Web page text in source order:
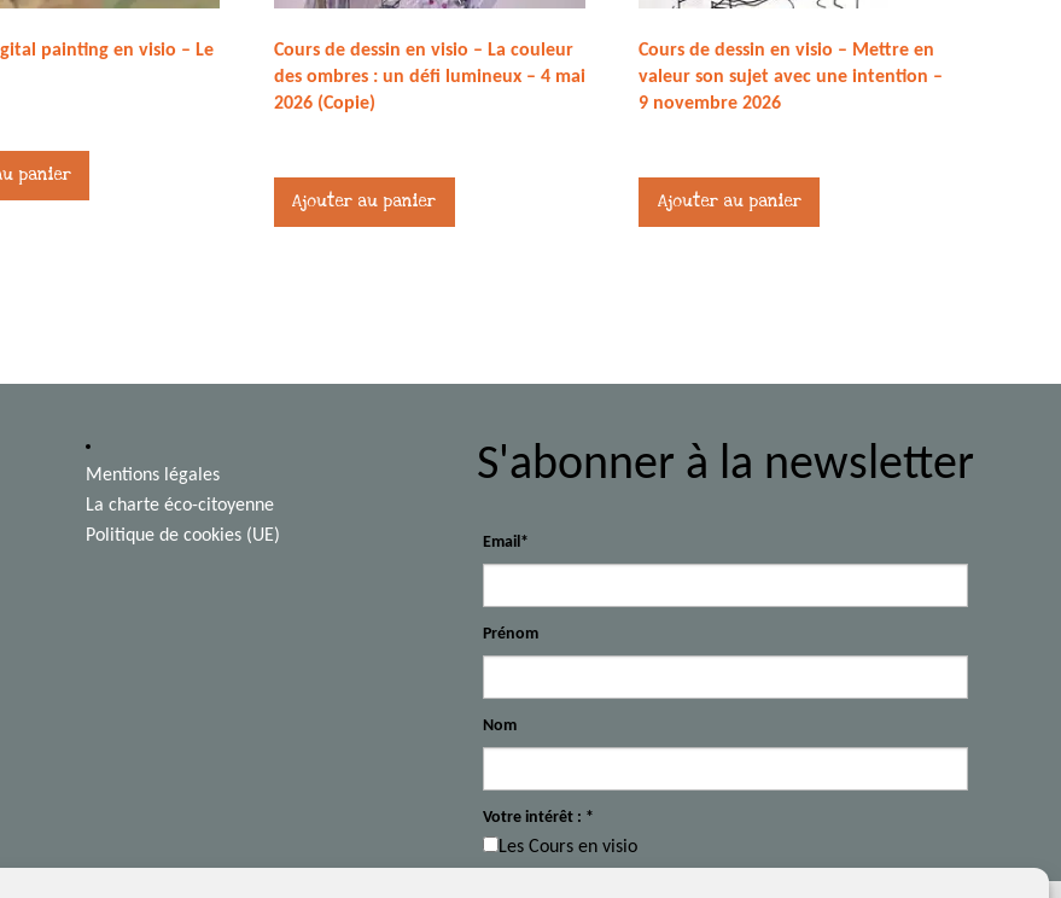
painting en visio – Le
panier
Cours de dessin en visio – La couleur
des ombres : un défi lumineux – 4 mai
2026 (Copie)
Ajouter au panier
Cours de dessin en visio – Mettre en
valeur son sujet avec une intention –
9 novembre 2026
Ajouter au panier
Mentions légales
La charte éco-citoyenne
Politique de cookies (UE)
S'abonner à la newsletter
Email*
Prénom
Nom
Votre intérêt : *
Les Cours en visio